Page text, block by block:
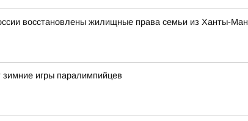
восстановлены жилищные права семьи из Ханты-
игры паралимпийцев